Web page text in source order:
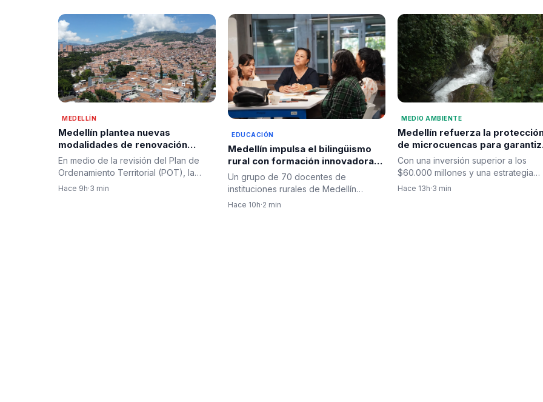
MEDELLÍN
Medellín plantea nuevas
modalidades de renovación
urbana para transformar el
entorno del río
En medio de la revisión del Plan de
Ordenamiento Territorial (POT), la
Administración Distrital…
Hace 9h·3 min
EDUCACIÓN
Medellín impulsa el bilingüismo
rural con formación innovadora
para docent
Un grupo de 70 docentes de
instituciones rurales de Medellín
fortalece sus habilidades en la…
Hace 10h·2 min
MEDIO AMBIENTE
Medellín refuerza la
de microcuencas para
el suministro de agua y la
seguridad hídrica
Con una inversión superior a los
$60.000 millones y una estrategia
integral que combina…
Hace 13h·3 min